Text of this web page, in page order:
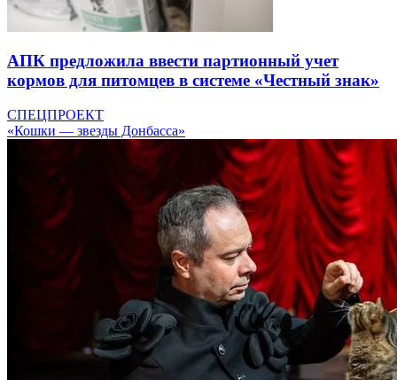
АПК предложила ввести партионный учет
кормов для питомцев в системе «Честный знак»
СПЕЦПРОЕКТ
«Кошки — звезды Донбасса»